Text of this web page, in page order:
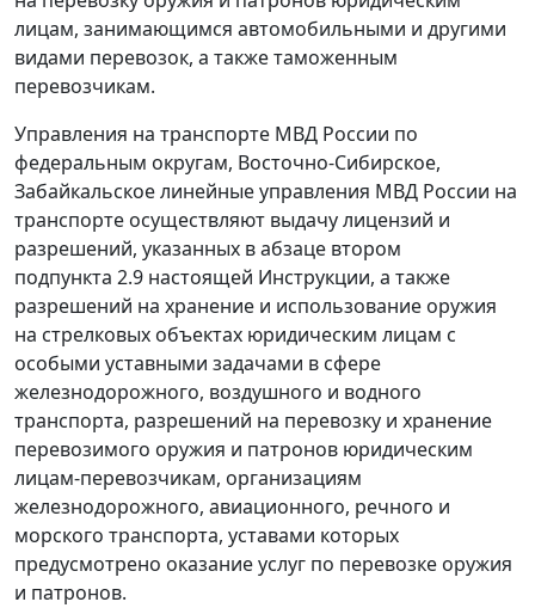
лицам, занимающимся автомобильными и другими
видами перевозок, а также таможенным
перевозчикам.
Управления на транспорте МВД России по
федеральным округам, Восточно-Сибирское,
Забайкальское линейные управления МВД России на
транспорте осуществляют выдачу лицензий и
разрешений, указанных в абзаце втором
подпункта 2.9 настоящей Инструкции, а также
разрешений на хранение и использование оружия
на стрелковых объектах юридическим лицам с
особыми уставными задачами в сфере
железнодорожного, воздушного и водного
транспорта, разрешений на перевозку и хранение
перевозимого оружия и патронов юридическим
лицам-перевозчикам, организациям
железнодорожного, авиационного, речного и
морского транспорта, уставами которых
предусмотрено оказание услуг по перевозке оружия
и патронов.